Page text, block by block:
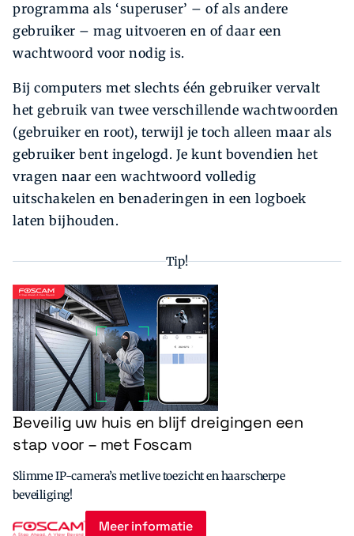
programma als ‘superuser’ – of als andere
gebruiker – mag uitvoeren en of daar een
wachtwoord voor nodig is.
Bij computers met slechts één gebruiker vervalt
het gebruik van twee verschillende wachtwoorden
(gebruiker en root), terwijl je toch alleen maar als
gebruiker bent ingelogd. Je kunt bovendien het
vragen naar een wachtwoord volledig
uitschakelen en benaderingen in een logboek
laten bijhouden.
Tip!
Beveilig uw huis en blijf dreigingen een
stap voor – met Foscam
Slimme IP-camera’s met live toezicht en haarscherpe
beveiliging!
Meer informatie